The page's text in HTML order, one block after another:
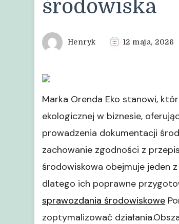
środowiska
Henryk 12 maja, 2026
Marka Orenda Eko stanowi,
ekologicznej w biznesie,
prowadzenia dokumentacji
zachowanie zgodności z
środowiskowa obejmuje jeden
dlatego ich poprawne
sprawozdania środowiskowe
zoptymalizować